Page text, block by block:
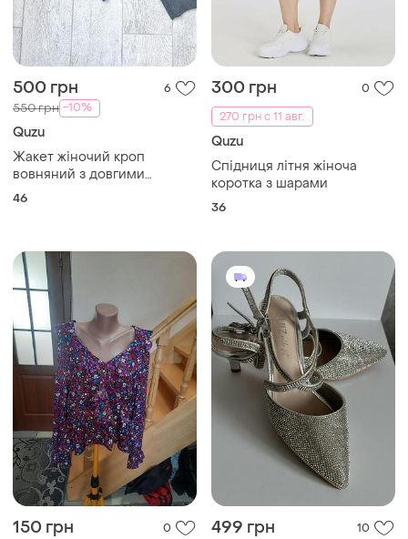
500 грн 6
550 грн -10%
Quzu
Жакет жіночий кроп
вовняний з довгими
рукавами
46
300 грн
0
270 грн с 11 авг.
Quzu
Спідниця літня жіноча
коротка з шарами
36
150 грн 0 499 грн 10